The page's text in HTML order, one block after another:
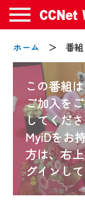
ホーム ＞ 番組
この番組
ご加入を
してくだ
MyiDをお
方は、右
グインし
2024/09/02
動画配信サ